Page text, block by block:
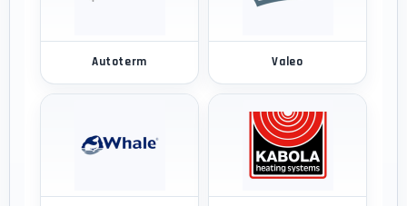
Autoterm Valeo